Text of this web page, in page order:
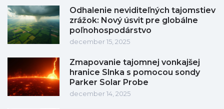
Odhalenie neviditeľných tajomstiev
zrážok: Nový úsvit pre globálne
poľnohospodárstvo
december 15, 2025
Zmapovanie tajomnej vonkajšej
hranice Slnka s pomocou sondy
Parker Solar Probe
december 14, 2025